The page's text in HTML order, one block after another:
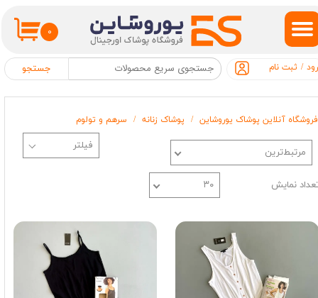
۰
جستجو / ثبت نام
حساب کاربری من
تغییر گذر واژه
سفارشات
خروج از حساب کاربری
فروشگاه آنلاین پوشاک یوروشاین پوشاک زنانه سرهم و تولوم
مرتبط‌ترین
نمایش ۳۰